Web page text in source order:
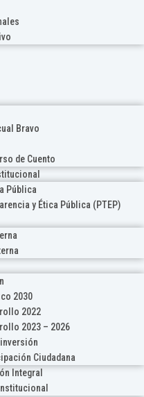
Bravo
de Cuento
Pública
y Ética Pública (PTEP)
2030
2022
2023 – 2026
Ciudadana
Integral